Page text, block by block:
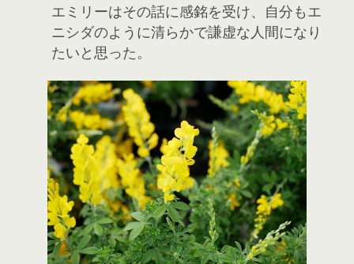
エミリーはその話に感銘を受け、自分もエ
ニシダのように清らかで謙虚な人間になり
たいと思った。